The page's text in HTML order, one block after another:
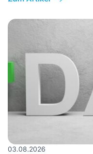
03.08.2026